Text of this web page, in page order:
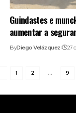
Guindastes e
aumentar a
ByDiego Velázquez 27
1 2 … 9